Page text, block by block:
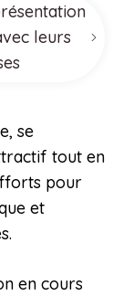
leurs
se
tout en
pour
et
en cours